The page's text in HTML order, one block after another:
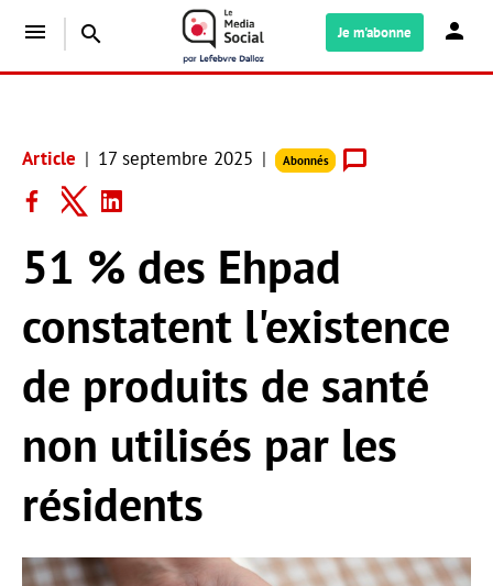
menu search Je m'abonne
Article 17 septembre 2025 Abonnés
51 % des Ehpad
constatent l'existence
de produits de santé
non utilisés par les
résidents